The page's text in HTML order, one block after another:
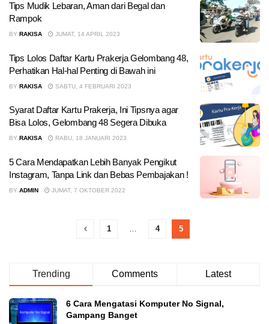
Tips Mudik Lebaran, Aman dari Begal dan
Rampok
BY RAKISA JUMAT, 14 APRIL 2023
Tips Lolos Daftar Kartu Prakerja Gelombang 48,
Perhatikan Hal-hal Penting di Bawah ini
BY RAKISA SABTU, 4 FEBRUARI 2023
Syarat Daftar Kartu Prakerja, Ini Tipsnya agar
Bisa Lolos, Gelombang 48 Segera Dibuka
BY RAKISA RABU, 18 JANUARI 2023
5 Cara Mendapatkan Lebih Banyak Pengikut
Instagram, Tanpa Link dan Bebas Pembajakan !
BY ADMIN JUMAT, 7 OKTOBER 2022
1 … 4 5
Trending Comments Latest
6 Cara Mengatasi Komputer No Signal,
Gampang Banget